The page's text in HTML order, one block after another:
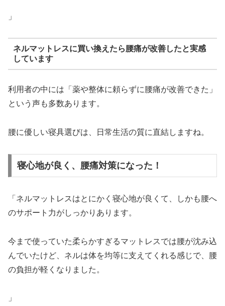
」
ネルマットレスに買い換えたら腰痛が改善したと実感
しています
利用者の中には「薬や整体に頼らずに腰痛が改善できた」
という声も多数あります。
腰に優しい寝具選びは、日常生活の質に直結しますね。
寝心地が良く、腰痛対策になった！
「ネルマットレスはとにかく寝心地が良くて、しかも腰へ
のサポート力がしっかりあります。
今まで使っていた柔らかすぎるマットレスでは腰が沈み込
んでいたけど、ネルは体を均等に支えてくれる感じで、腰
の負担が軽くなりました。
」